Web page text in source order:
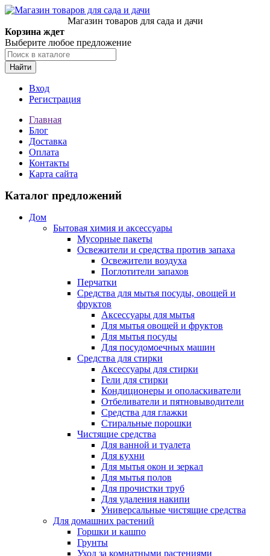
Магазин товаров для сада и дачи
Корзина ждет
Выберите любое предложение
Найти
Вход
Регистрация
Главная
Блог
Доставка
Оплата
Контакты
Карта сайта
Каталог предложений
Дом
Бытовая химия и аксессуары
Мусорные пакеты
Освежители и средства против запаха
Освежители воздуха
Поглотители запахов
Перчатки
Средства для мытья посуды, овощей и
фруктов
Аксессуары для мытья
Для мытья овощей и фруктов
Для мытья посуды
Для посудомоечных машин
Средства для стирки
Аксессуары для стирки
Гели для стирки
Кондиционеры и ополаскиватели
Отбеливатели и пятновыводители
Средства для глажки
Стиральные порошки
Чистящие средства
Для ванной и туалета
Для кухни
Для мытья окон и зеркал
Для мытья полов
Для прочистки труб
Для удаления накипи
Универсальные чистящие средства
Для домашних растений
Горшки и кашпо
Грунты
Уход за комнатными растениями